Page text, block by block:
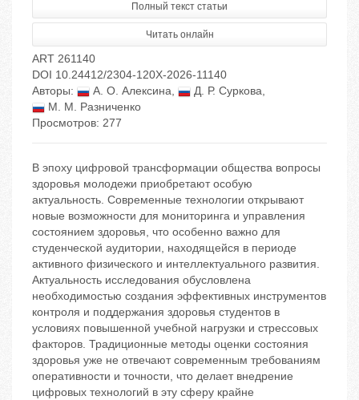
Полный текст статьи
Читать онлайн
ART 261140
DOI 10.24412/2304-120X-2026-11140
Авторы:
А. О. Алексина, Д. Р. Суркова,
М. М. Разниченко
Просмотров: 277
В эпоху цифровой трансформации общества вопросы
здоровья молодежи приобретают особую
актуальность. Современные технологии открывают
новые возможности для мониторинга и управления
состоянием здоровья, что особенно важно для
студенческой аудитории, находящейся в периоде
активного физического и интеллектуального развития.
Актуальность исследования обусловлена
необходимостью создания эффективных инструментов
контроля и поддержания здоровья студентов в
условиях повышенной учебной нагрузки и стрессовых
факторов. Традиционные методы оценки состояния
здоровья уже не отвечают современным требованиям
оперативности и точности, что делает внедрение
цифровых технологий в эту сферу крайне